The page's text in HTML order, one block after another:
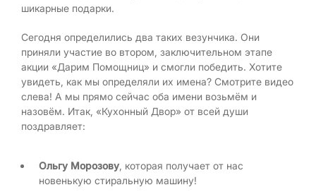
шикарные подарки.
Сегодня определились два таких везунчика. Они
приняли участие во втором, заключительном этапе
акции «Дарим Помощниц» и смогли победить. Хотите
увидеть, как мы определяли их имена? Смотрите видео
слева! А мы прямо сейчас оба имени возьмём и
назовём. Итак, «Кухонный Двор» от всей души
поздравляет:
Ольгу Морозову , которая получает от нас
новенькую стиральную машину!